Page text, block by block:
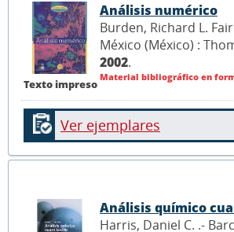
Texto impreso
Análisis numérico
Burden, Richard L.
México (México) :
2002.
Material bibliográfico en
Ver ejemplares
Análisis químico
Harris, Daniel C. .-